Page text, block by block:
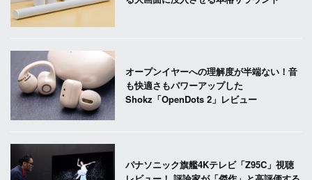
オープンイヤーへの理解度が半端ない！音
も快適さもパワーアップした
Shokz「OpenDots 2」レビュー
パナソニック旗艦4Kテレビ「Z95C」視聴